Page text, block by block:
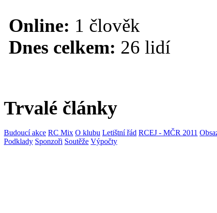
Online: 1 člověk
Dnes celkem: 26 lidí
Trvalé články
Budoucí akce RC Mix O klubu Letištní řád RCEJ - MČR 2011
Podklady Sponzoři Soutěže Výpočty